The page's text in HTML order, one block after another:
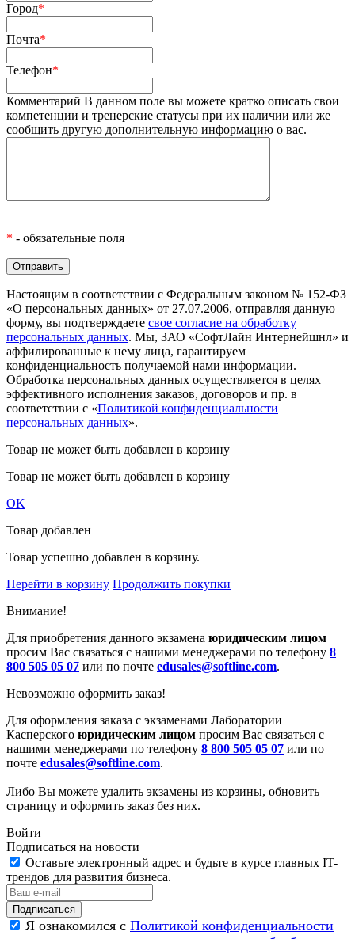
Город*
Почта*
Телефон*
Комментарий В данном поле вы можете кратко описать свои
компетенции и тренерские статусы при их наличии или же
сообщить другую дополнительную информацию о вас.
* - обязательные поля
Настоящим в соответствии с Федеральным законом № 152-ФЗ
«О персональных данных» от 27.07.2006, отправляя данную
форму, вы подтверждаете свое согласие на обработку
персональных данных. Мы, ЗАО «СофтЛайн Интернейшнл» и
аффилированные к нему лица, гарантируем
конфиденциальность получаемой нами информации.
Обработка персональных данных осуществляется в целях
эффективного исполнения заказов, договоров и пр. в
соответствии с «Политикой конфиденциальности
персональных данных».
Товар не может быть добавлен в корзину
Товар не может быть добавлен в корзину
OK
Товар добавлен
Товар успешно добавлен в корзину.
Перейти в корзину Продолжить покупки
Внимание!
Для приобретения данного экзамена юридическим лицом
просим Вас связаться с нашими менеджерами по телефону 8
800 505 05 07 или по почте edusales@softline.com.
Невозможно оформить заказ!
Для оформления заказа с экзаменами Лаборатории
Касперского юридическим лицом просим Вас связаться с
нашими менеджерами по телефону 8 800 505 05 07 или по
почте edusales@softline.com.
Либо Вы можете удалить экзамены из корзины, обновить
страницу и оформить заказ без них.
Войти
Подписаться на новости
Оставьте электронный адрес и будьте в курсе главных IT-
трендов для развития бизнеса.
Я ознакомился с Политикой конфиденциальности